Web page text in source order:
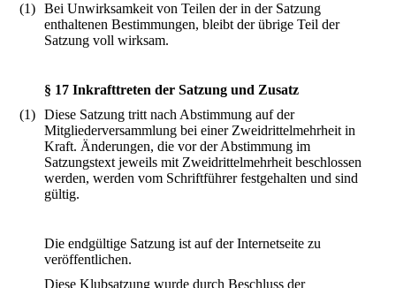
(1)
Bei Unwirksamkeit von Teilen der in der Satzung
enthaltenen Bestimmungen, bleibt der übrige Teil der
Satzung voll wirksam.
§ 17 Inkrafttreten der Satzung und Zusatz
(1)
Diese Satzung tritt nach Abstimmung auf der
Mitgliederversammlung bei einer Zweidrittelmehrheit in
Kraft. Änderungen, die vor der Abstimmung im
Satzungstext jeweils mit Zweidrittelmehrheit beschlossen
werden, werden vom Schriftführer festgehalten und sind
gültig.
Die endgültige Satzung ist auf der Internetseite zu
veröffentlichen.
Diese Klubsatzung wurde durch Beschluss der